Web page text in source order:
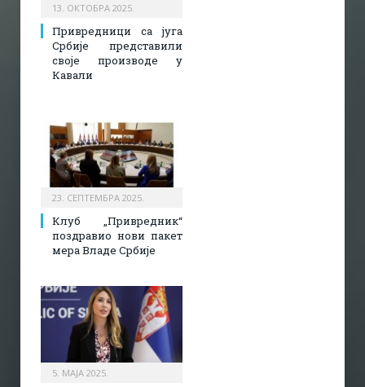
13. ОКТОБРА 2025.
Привредници са југа
Србије представили
своје производе у
Кавали
23. СЕПТЕМБРА 2025.
Клуб „Привредник“
поздравио нови пакет
мера Владе Србије
5. МАЈА 2025.